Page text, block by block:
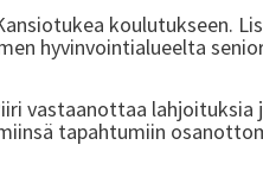
koulutukseen.
hyvinvointialueelta
vastaanottaa
tapahtumiin